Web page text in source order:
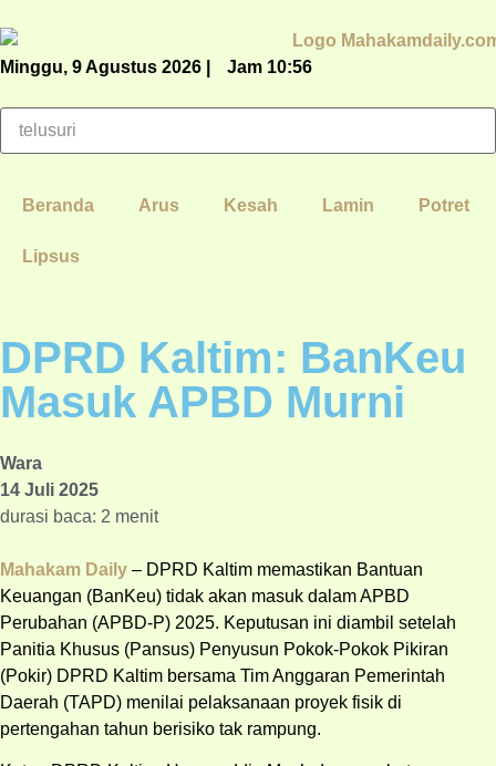
Minggu, 9 Agustus 2026 | Jam 10:56
Beranda Arus Kesah Lamin Potret
Lipsus
DPRD Kaltim: BanKeu
Masuk APBD Murni
Wara
14 Juli 2025
durasi baca: 2 menit
Mahakam Daily – DPRD Kaltim memastikan Bantuan
Keuangan (BanKeu) tidak akan masuk dalam APBD
Perubahan (APBD-P) 2025. Keputusan ini diambil setelah
Panitia Khusus (Pansus) Penyusun Pokok-Pokok Pikiran
(Pokir) DPRD Kaltim bersama Tim Anggaran Pemerintah
Daerah (TAPD) menilai pelaksanaan proyek fisik di
pertengahan tahun berisiko tak rampung.